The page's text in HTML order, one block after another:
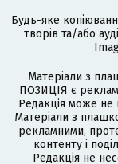
Будь-яке
творів та/або
Матеріали з
ПОЗИЦІЯ є
Редакція може не
Матеріали з
рекламними,
контенту і
Редакція не